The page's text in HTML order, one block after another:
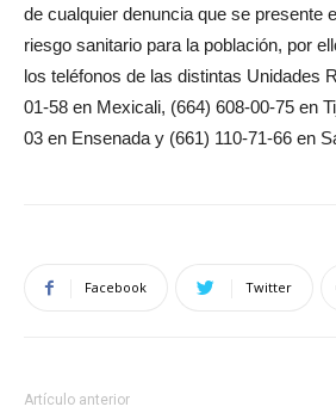
de cualquier denuncia que se presente
riesgo sanitario para la población, por
los teléfonos de las distintas Unidades
01-58 en Mexicali, (664) 608-00-75 en
03 en Ensenada y (661) 110-71-66 en
Facebook Twitter
Artículo anterior